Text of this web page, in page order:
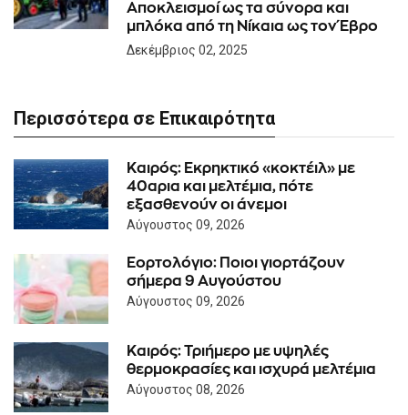
Αποκλεισμοί ως τα σύνορα και
μπλόκα από τη Νίκαια ως τον Έβρο
Δεκέμβριος 02, 2025
Περισσότερα σε Επικαιρότητα
Καιρός: Eκρηκτικό «κοκτέιλ» με
40αρια και μελτέμια, πότε
εξασθενούν οι άνεμοι
Αύγουστος 09, 2026
Εορτολόγιο: Ποιοι γιορτάζουν
σήμερα 9 Αυγούστου
Αύγουστος 09, 2026
Καιρός: Τριήμερο με υψηλές
θερμοκρασίες και ισχυρά μελτέμια
Αύγουστος 08, 2026